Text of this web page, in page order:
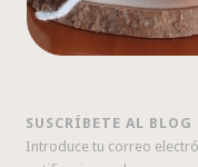
SUSCRÍBETE AL BLOG
Introduce tu correo